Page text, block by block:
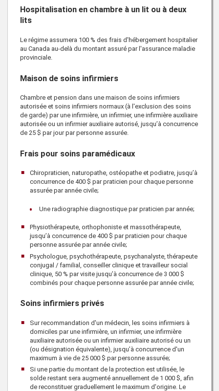
Hospitalisation en chambre à un lit ou à deux
lits
Le régime assumera 100 % des frais d'hébergement hospitalier
au Canada au-delà du montant assuré par l'assurance maladie
provinciale.
Maison de soins infirmiers
Chambre et pension dans une maison de soins infirmiers
autorisée et soins infirmiers normaux (à l'exclusion des soins
de garde) par une infirmière, un infirmier, une infirmière auxiliaire
autorisée ou un infirmier auxiliaire autorisé, jusqu’à concurrence
de 25 $ par jour par personne assurée.
Frais pour soins paramédicaux
Chiropraticien, naturopathe, ostéopathe et podiatre, jusqu’à
concurrence de 400 $ par praticien pour chaque personne
assurée par année civile;
Une radiographie diagnostique par praticien par année;
Physiothérapeute, orthophoniste et massothérapeute,
jusqu’à concurrence de 400 $ par praticien pour chaque
personne assurée par année civile;
Psychologue, psychothérapeute, psychanalyste, thérapeute
conjugal / familial, conseiller clinique et travailleur social
clinique, 50 % par visite jusqu’à concurrence de 3 000 $
combinés pour chaque personne assurée par année civile;
Soins infirmiers privés
Sur recommandation d'un médecin, les soins infirmiers à
domiciles par une infirmière, un infirmier, une infirmière
auxiliaire autorisée ou un infirmier auxiliaire autorisé ou un
(ou désignation équivalente), jusqu’à concurrence d'un
maximum à vie de 25 000 $ par personne assurée;
Si une partie du montant de la protection est utilisée, le
solde restant sera augmenté annuellement de 1 000 $, afin
de reconstituer graduellement le maximum d'origine. Le